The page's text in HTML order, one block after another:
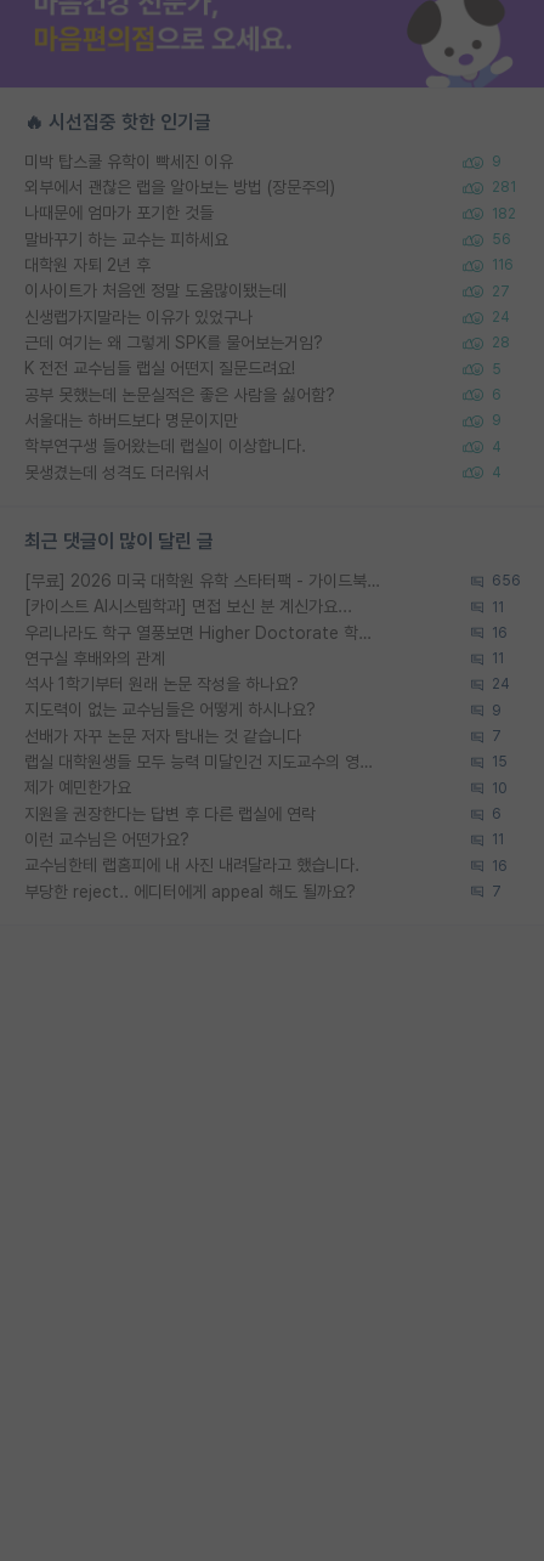
🔥 시선집중 핫한 인기글
미박 탑스쿨 유학이 빡세진 이유 9
외부에서 괜찮은 랩을 알아보는 방법 (장문주의) 281
나때문에 엄마가 포기한 것들 182
말바꾸기 하는 교수는 피하세요 56
대학원 자퇴 2년 후 116
이사이트가 처음엔 정말 도움많이됐는데 27
신생랩가지말라는 이유가 있었구나 24
근데 여기는 왜 그렇게 SPK를 물어보는거임? 28
K 전전 교수님들 랩실 어떤지 질문드려요! 5
공부 못했는데 논문실적은 좋은 사람을 싫어함? 6
서울대는 하버드보다 명문이지만 9
학부연구생 들어왔는데 랩실이 이상합니다. 4
못생겼는데 성격도 더러워서 4
최근 댓글이 많이 달린 글
[무료] 2026 미국 대학원 유학 스타터팩 - 가이드북 & 합격자 컨택메일 템플릿 656
[카이스트 AI시스템학과] 면접 보신 분 계신가요... 11
우리나라도 학구 열풍보면 Higher Doctorate 학위가 필요하다고 봅니다. 16
연구실 후배와의 관계 11
석사 1학기부터 원래 논문 작성을 하나요? 24
지도력이 없는 교수님들은 어떻게 하시나요? 9
선배가 자꾸 논문 저자 탐내는 것 같습니다 7
랩실 대학원생들 모두 능력 미달인건 지도교수의 영향 아닌가? 15
제가 예민한가요 10
지원을 권장한다는 답변 후 다른 랩실에 연락 6
이런 교수님은 어떤가요? 11
교수님한테 랩홈피에 내 사진 내려달라고 했습니다. 16
부당한 reject.. 에디터에게 appeal 해도 될까요? 7